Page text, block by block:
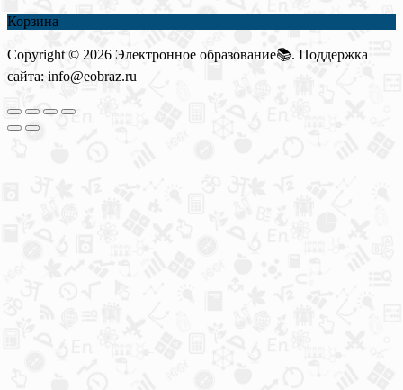
Корзина
Copyright © 2026 Электронное образование📚. Поддержка
сайта: info@eobraz.ru